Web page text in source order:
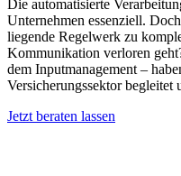
Die automatisierte
Unternehmen essenziell.
liegende Regelwerk zu
Kommunikation verloren
dem Inputmanagement –
Versicherungssektor
Jetzt beraten lassen